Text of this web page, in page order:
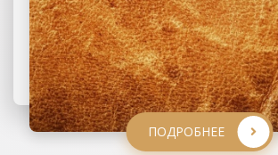
ПОДРОБНЕЕ
ПОДРОБНЕЕ
ПОДРОБНЕЕ